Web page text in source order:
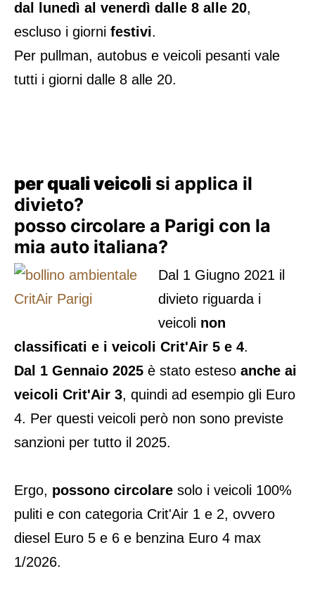
dal lunedì al venerdì dalle 8 alle 20,
escluso i giorni festivi.
Per pullman, autobus e veicoli pesanti vale
tutti i giorni dalle 8 alle 20.
per quali veicoli si applica il
divieto?
posso circolare a Parigi con la
mia auto italiana?
Dal 1 Giugno 2021 il
divieto riguarda i
veicoli non
classificati e i veicoli Crit'Air 5 e 4.
Dal 1 Gennaio 2025 è stato esteso anche ai
veicoli Crit'Air 3, quindi ad esempio gli Euro
4. Per questi veicoli però non sono previste
sanzioni per tutto il 2025.
Ergo, possono circolare solo i veicoli 100%
puliti e con categoria Crit'Air 1 e 2, ovvero
diesel Euro 5 e 6 e benzina Euro 4 max
1/2026.